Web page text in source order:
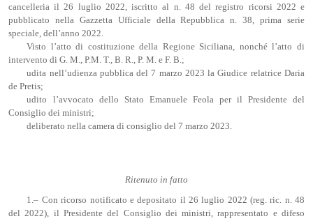
cancelleria il 26 luglio 2022, iscritto al n. 48 del registro ricorsi 2022 e
pubblicato nella Gazzetta Ufficiale della Repubblica n. 38, prima serie
speciale, dell’anno 2022.
Visto l’atto di costituzione della Regione Siciliana, nonché l’atto di
intervento di G. M., P.M. T., B. R., P. M. e F. B.;
udita nell’udienza pubblica del 7 marzo 2023 la Giudice relatrice Daria
de Pretis;
udito l’avvocato dello Stato Emanuele Feola per il Presidente del
Consiglio dei ministri;
deliberato nella camera di consiglio del 7 marzo 2023.
Ritenuto in fatto
1.– Con ricorso notificato e depositato il 26 luglio 2022 (reg. ric. n. 48
del 2022), il Presidente del Consiglio dei ministri, rappresentato e difeso